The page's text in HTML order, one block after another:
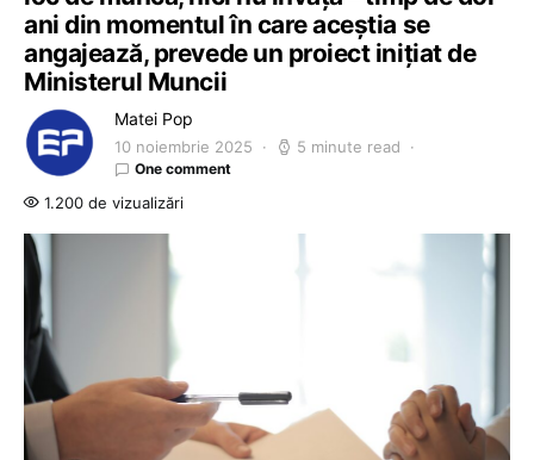
ani din momentul în care aceștia se
angajează, prevede un proiect inițiat de
Ministerul Muncii
Matei Pop
10 noiembrie 2025 5 minute read
One comment
1.200 de vizualizări